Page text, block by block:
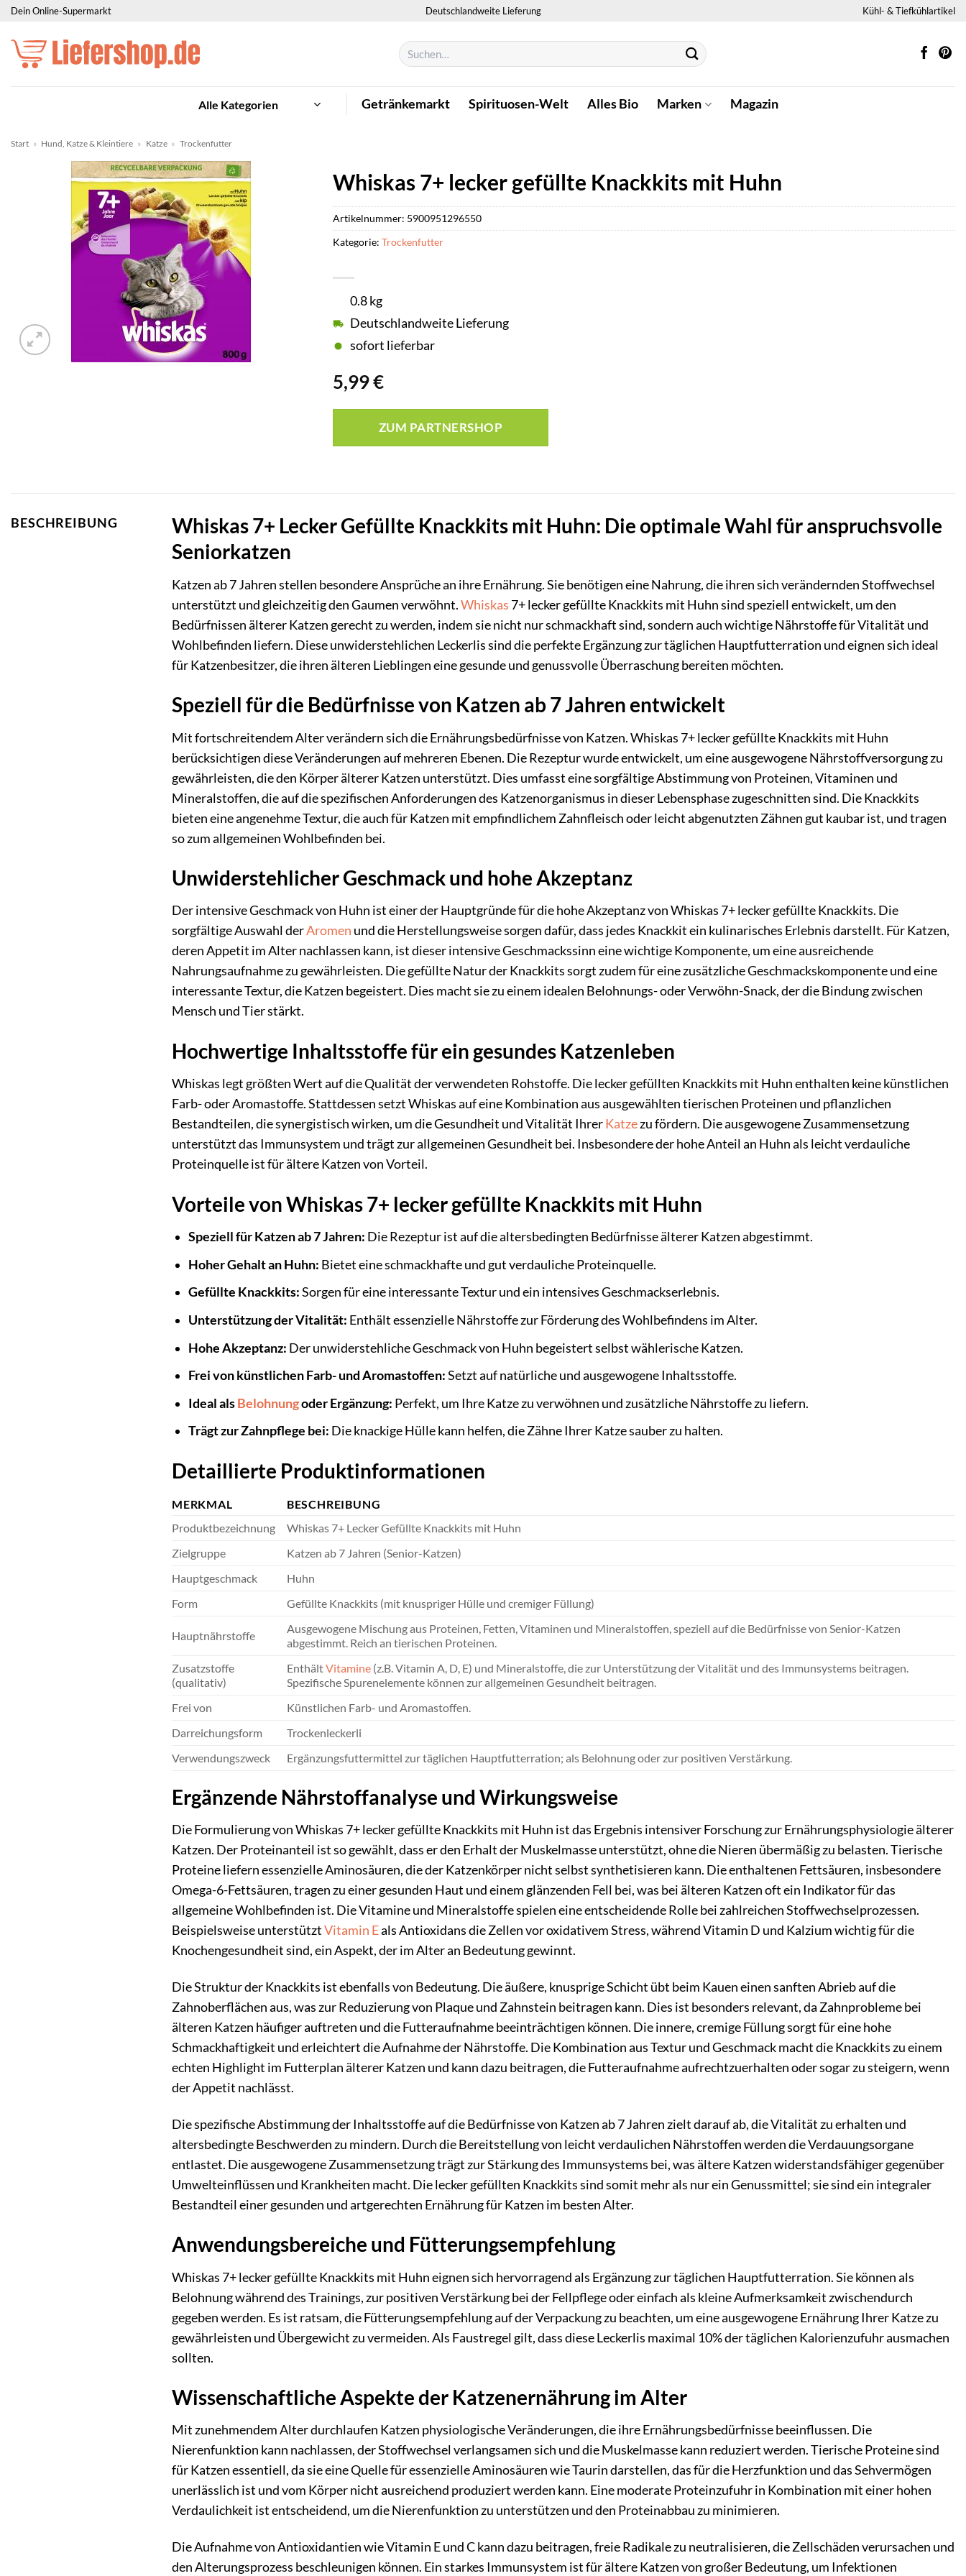
Zum
springen
Dein Online-Supermarkt Deutschlandweite Lieferung Kühl- & Tiefkühlartikel
Suchen
nach:
Alle Kategorien Getränkemarkt Spirituosen-Welt Alles Bio Marken Magazin
Start » Hund, Katze & Kleintiere » Katze » Trockenfutter
Whiskas 7+ lecker gefüllte Knackkits mit Huhn
5,99€
0.8 kg
Deutschlandweite Lieferung
sofort lieferbar
ZUM PARTNERSHOP
Artikelnummer: 5900951296550
Kategorie: Trockenfutter
BESCHREIBUNG
Whiskas 7+ Lecker Gefüllte Knackkits mit Huhn: Die optimale Wahl für anspruchsvolle
Seniorkatzen
Katzen ab 7 Jahren stellen besondere Ansprüche an ihre Ernährung. Sie benötigen eine Nahrung, die ihren sich verändernden Stoffwechsel
unterstützt und gleichzeitig den Gaumen verwöhnt.Whiskas 7+ lecker gefüllte Knackkits mit Huhn sind speziell entwickelt, um den
Bedürfnissen älterer Katzen gerecht zu werden, indem sie nicht nur schmackhaft sind, sondern auch wichtige Nährstoffe für Vitalität und
Wohlbefinden liefern. Diese unwiderstehlichen Leckerlis sind die perfekte Ergänzung zur täglichen Hauptfutterration und eignen sich ideal
für Katzenbesitzer, die ihren älteren Lieblingen eine gesunde und genussvolle Überraschung bereiten möchten.
Speziell für die Bedürfnisse von Katzen ab 7 Jahren entwickelt
Mit fortschreitendem Alter verändern sich die Ernährungsbedürfnisse von Katzen. Whiskas 7+ lecker gefüllte Knackkits mit Huhn
berücksichtigen diese Veränderungen auf mehreren Ebenen. Die Rezeptur wurde entwickelt, um eine ausgewogene Nährstoffversorgung zu
gewährleisten, die den Körper älterer Katzen unterstützt. Dies umfasst eine sorgfältige Abstimmung von Proteinen, Vitaminen und
Mineralstoffen, die auf die spezifischen Anforderungen des Katzenorganismus in dieser Lebensphase zugeschnitten sind. Die Knackkits
bieten eine angenehme Textur, die auch für Katzen mit empfindlichem Zahnfleisch oder leicht abgenutzten Zähnen gut kaubar ist, und tragen
so zum allgemeinen Wohlbefinden bei.
Unwiderstehlicher Geschmack und hohe Akzeptanz
Der intensive Geschmack von Huhn ist einer der Hauptgründe für die hohe Akzeptanz von Whiskas 7+ lecker gefüllte Knackkits. Die
sorgfältige Auswahl derAromen und die Herstellungsweise sorgen dafür, dass jedes Knackkit ein kulinarisches Erlebnis darstellt. Für Katzen,
deren Appetit im Alter nachlassen kann, ist dieser intensive Geschmackssinn eine wichtige Komponente, um eine ausreichende
Nahrungsaufnahme zu gewährleisten. Die gefüllte Natur der Knackkits sorgt zudem für eine zusätzliche Geschmackskomponente und eine
interessante Textur, die Katzen begeistert. Dies macht sie zu einem idealen Belohnungs- oder Verwöhn-Snack, der die Bindung zwischen
Mensch und Tier stärkt.
Hochwertige Inhaltsstoffe für ein gesundes Katzenleben
Whiskas legt größten Wert auf die Qualität der verwendeten Rohstoffe. Die lecker gefüllten Knackkits mit Huhn enthalten keine künstlichen
Farb- oder Aromastoffe. Stattdessen setzt Whiskas auf eine Kombination aus ausgewählten tierischen Proteinen und pflanzlichen
Bestandteilen, die synergistisch wirken, um die Gesundheit und Vitalität IhrerKatzezu fördern. Die ausgewogene Zusammensetzung
unterstützt das Immunsystem und trägt zur allgemeinen Gesundheit bei. Insbesondere der hohe Anteil an Huhn als leicht verdauliche
Proteinquelle ist für ältere Katzen von Vorteil.
Vorteile von Whiskas 7+ lecker gefüllte Knackkits mit Huhn
Speziell für Katzen ab 7 Jahren: Die Rezeptur ist auf die altersbedingten Bedürfnisse älterer Katzen abgestimmt.
Hoher Gehalt an Huhn: Bietet eine schmackhafte und gut verdauliche Proteinquelle.
Gefüllte Knackkits:Sorgen für eine interessante Textur und ein intensives Geschmackserlebnis.
Unterstützung der Vitalität: Enthält essenzielle Nährstoffe zur Förderung des Wohlbefindens im Alter.
Hohe Akzeptanz: Der unwiderstehliche Geschmack von Huhn begeistert selbst wählerische Katzen.
Frei von künstlichen Farb- und Aromastoffen:Setzt auf natürliche und ausgewogene Inhaltsstoffe.
Ideal alsBelohnungoder Ergänzung: Perfekt, um Ihre Katze zu verwöhnen und zusätzliche Nährstoffe zu liefern.
Trägt zur Zahnpflege bei: Die knackige Hülle kann helfen, die Zähne Ihrer Katze sauber zu halten.
Detaillierte Produktinformationen
MERKMAL
BESCHREIBUNG
Produktbezeichnung
Whiskas 7+ Lecker Gefüllte Knackkits mit Huhn
Zielgruppe
Katzen ab 7 Jahren (Senior-Katzen)
Hauptgeschmack
Huhn
Form
Gefüllte Knackkits (mit knuspriger Hülle und cremiger Füllung)
Hauptnährstoffe
Ausgewogene Mischung aus Proteinen, Fetten, Vitaminen und Mineralstoffen, speziell auf die Bedürfnisse von Senior-Katzen
abgestimmt. Reich an tierischen Proteinen.
Zusatzstoffe
(qualitativ)
EnthältVitamine(z.B. Vitamin A, D, E) und Mineralstoffe, die zur Unterstützung der Vitalität und des Immunsystems beitragen.
Spezifische Spurenelemente können zur allgemeinen Gesundheit beitragen.
Frei von
Künstlichen Farb- und Aromastoffen.
Darreichungsform
Trockenleckerli
Verwendungszweck
Ergänzungsfuttermittel zur täglichen Hauptfutterration; als Belohnung oder zur positiven Verstärkung.
Ergänzende Nährstoffanalyse und Wirkungsweise
Die Formulierung von Whiskas 7+ lecker gefüllte Knackkits mit Huhn ist das Ergebnis intensiver Forschung zur Ernährungsphysiologie älterer
Katzen. Der Proteinanteil ist so gewählt, dass er den Erhalt der Muskelmasse unterstützt, ohne die Nieren übermäßig zu belasten. Tierische
Proteine liefern essenzielle Aminosäuren, die der Katzenkörper nicht selbst synthetisieren kann. Die enthaltenen Fettsäuren, insbesondere
Omega-6-Fettsäuren, tragen zu einer gesunden Haut und einem glänzenden Fell bei, was bei älteren Katzen oft ein Indikator für das
allgemeine Wohlbefinden ist. Die Vitamine und Mineralstoffe spielen eine entscheidende Rolle bei zahlreichen Stoffwechselprozessen.
Beispielsweise unterstütztVitamin Eals Antioxidans die Zellen vor oxidativem Stress, während Vitamin D und Kalzium wichtig für die
Knochengesundheit sind, ein Aspekt, der im Alter an Bedeutung gewinnt.
Die Struktur der Knackkits ist ebenfalls von Bedeutung. Die äußere, knusprige Schicht übt beim Kauen einen sanften Abrieb auf die
Zahnoberflächen aus, was zur Reduzierung von Plaque und Zahnstein beitragen kann. Dies ist besonders relevant, da Zahnprobleme bei
älteren Katzen häufiger auftreten und die Futteraufnahme beeinträchtigen können. Die innere, cremige Füllung sorgt für eine hohe
Schmackhaftigkeit und erleichtert die Aufnahme der Nährstoffe. Die Kombination aus Textur und Geschmack macht die Knackkits zu einem
echten Highlight im Futterplan älterer Katzen und kann dazu beitragen, die Futteraufnahme aufrechtzuerhalten oder sogar zu steigern, wenn
der Appetit nachlässt.
Die spezifische Abstimmung der Inhaltsstoffe auf die Bedürfnisse von Katzen ab 7 Jahren zielt darauf ab, die Vitalität zu erhalten und
altersbedingte Beschwerden zu mindern. Durch die Bereitstellung von leicht verdaulichen Nährstoffen werden die Verdauungsorgane
entlastet. Die ausgewogene Zusammensetzung trägt zur Stärkung des Immunsystems bei, was ältere Katzen widerstandsfähiger gegenüber
Umwelteinflüssen und Krankheiten macht. Die lecker gefüllten Knackkits sind somit mehr als nur ein Genussmittel; sie sind ein integraler
Bestandteil einer gesunden und artgerechten Ernährung für Katzen im besten Alter.
Anwendungsbereiche und Fütterungsempfehlung
Whiskas 7+ lecker gefüllte Knackkits mit Huhn eignen sich hervorragend als Ergänzung zur täglichen Hauptfutterration. Sie können als
Belohnung während des Trainings, zur positiven Verstärkung bei der Fellpflege oder einfach als kleine Aufmerksamkeit zwischendurch
gegeben werden. Es ist ratsam, die Fütterungsempfehlung auf der Verpackung zu beachten, um eine ausgewogene Ernährung Ihrer Katze zu
gewährleisten und Übergewicht zu vermeiden. Als Faustregel gilt, dass diese Leckerlis maximal 10% der täglichen Kalorienzufuhr ausmachen
sollten.
Wissenschaftliche Aspekte der Katzenernährung im Alter
Mit zunehmendem Alter durchlaufen Katzen physiologische Veränderungen, die ihre Ernährungsbedürfnisse beeinflussen. Die
Nierenfunktion kann nachlassen, der Stoffwechsel verlangsamen sich und die Muskelmasse kann reduziert werden. Tierische Proteine sind
für Katzen essentiell, da sie eine Quelle für essenzielle Aminosäuren wie Taurin darstellen, das für die Herzfunktion und das Sehvermögen
unerlässlich ist und vom Körper nicht ausreichend produziert werden kann. Eine moderate Proteinzufuhr in Kombination mit einer hohen
Verdaulichkeit ist entscheidend, um die Nierenfunktion zu unterstützen und den Proteinabbau zu minimieren.
Die Aufnahme von Antioxidantien wie Vitamin E und C kann dazu beitragen, freie Radikale zu neutralisieren, die Zellschäden verursachen und
den Alterungsprozess beschleunigen können. Ein starkes Immunsystem ist für ältere Katzen von großer Bedeutung, um Infektionen